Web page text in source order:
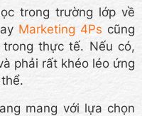
trong trường lớp về
Marketing 4Ps cũng
thực tế. Nếu có,
phải rất khéo léo ứng
mang với lựa chọn